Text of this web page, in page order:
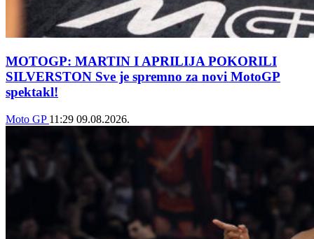
MOTOGP: MARTIN I APRILIJA POKORILI
SILVERSTON Sve je spremno za novi MotoGP
spektakl!
Moto GP 11:29 09.08.2026.